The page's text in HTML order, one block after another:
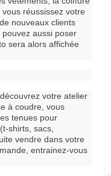
réussissez votre
nouveaux clients
aussi poser
sera alors affichée
votre atelier
à coudre, vous
tenues pour
shirts, sacs,
vendre dans votre
entrainez-vous